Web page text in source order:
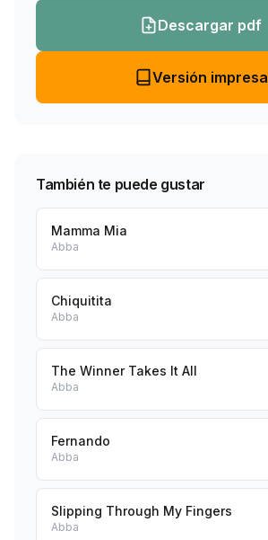
Descargar pdf
Versión impresa
También te puede gustar
Mamma Mia
Abba
Chiquitita
Abba
The Winner Takes It All
Abba
Fernando
Abba
Slipping Through My Fingers
Abba